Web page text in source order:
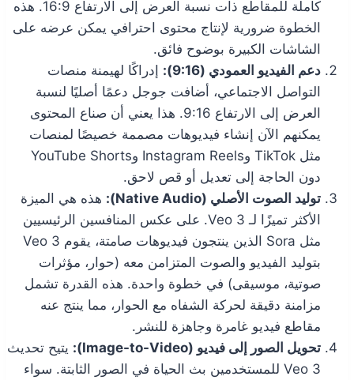
كاملة للمقاطع ذات نسبة العرض إلى الارتفاع 16:9. هذه
الخطوة ضرورية لإنتاج محتوى احترافي يمكن عرضه على
الشاشات الكبيرة بوضوح فائق.
دعم الفيديو العمودي (9:16):
إدراكًا لهيمنة منصات
التواصل الاجتماعي، أضافت جوجل دعمًا أصليًا لنسبة
العرض إلى الارتفاع 9:16. هذا يعني أن صناع المحتوى
يمكنهم الآن إنشاء فيديوهات مصممة خصيصًا لمنصات
مثل TikTok وInstagram Reels وYouTube Shorts
دون الحاجة إلى تعديل أو قص لاحق.
توليد الصوت الأصلي (Native Audio):
هذه هي الميزة
الأكثر تميزًا لـ Veo 3. على عكس المنافسين الرئيسيين
مثل Sora الذين ينتجون فيديوهات صامتة، يقوم Veo 3
بتوليد الفيديو والصوت المتزامن معه (حوار، مؤثرات
صوتية، موسيقى) في خطوة واحدة. هذه القدرة تشمل
مزامنة دقيقة لحركة الشفاه مع الحوار، مما ينتج عنه
مقاطع فيديو غامرة وجاهزة للنشر.
تحويل الصور إلى فيديو (Image-to-Video):
يتيح تحديث
Veo 3 للمستخدمين بث الحياة في الصور الثابتة. سواء